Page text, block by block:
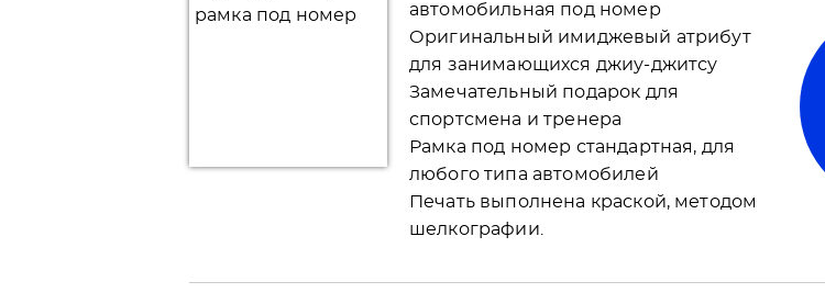
автомобильная под номер
Оригинальный имиджевый атрибут
для занимающихся джиу-джитсу
Замечательный подарок для
спортсмена и тренера
Рамка под номер стандартная, для
любого типа автомобилей
Печать выполнена краской, методом
шелкографии.